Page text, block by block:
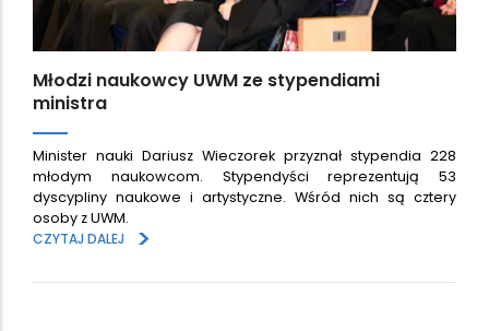
Młodzi naukowcy UWM ze stypendiami
ministra
Minister nauki Dariusz Wieczorek przyznał stypendia 228
młodym naukowcom. Stypendyści reprezentują 53
dyscypliny naukowe i artystyczne. Wśród nich są cztery
osoby z UWM.
CZYTAJ DALEJ
>